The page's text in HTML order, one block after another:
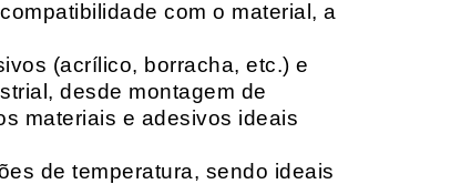
com o material, a
(acrílico, borracha, etc.) e
desde montagem de
materiais e adesivos ideais
de temperatura, sendo ideais